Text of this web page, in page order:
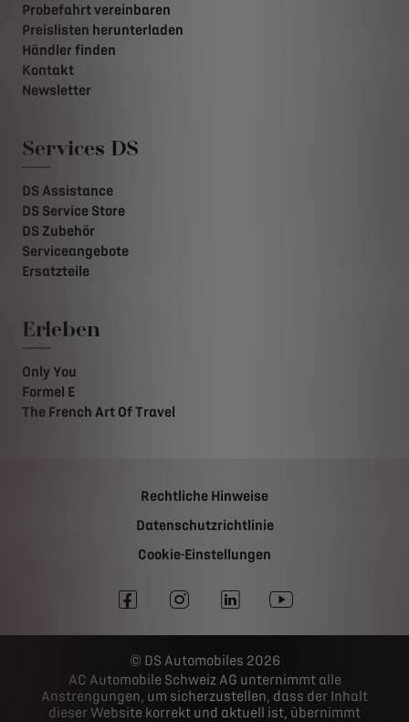
Probefahrt vereinbaren
Preislisten herunterladen
Händler finden
Kontakt
Newsletter
Services DS
DS Assistance
DS Service Store
DS Zubehör
Serviceangebote
Ersatzteile
Erleben
Only You
Formel E
The French Art Of Travel
Rechtliche Hinweise
Datenschutzrichtlinie
Cookie-Einstellungen
DS Automobiles 2026
AC Automobile Schweiz AG unternimmt alle
Anstrengungen, um sicherzustellen, dass der Inhalt
dieser Website korrekt und aktuell ist, übernimmt